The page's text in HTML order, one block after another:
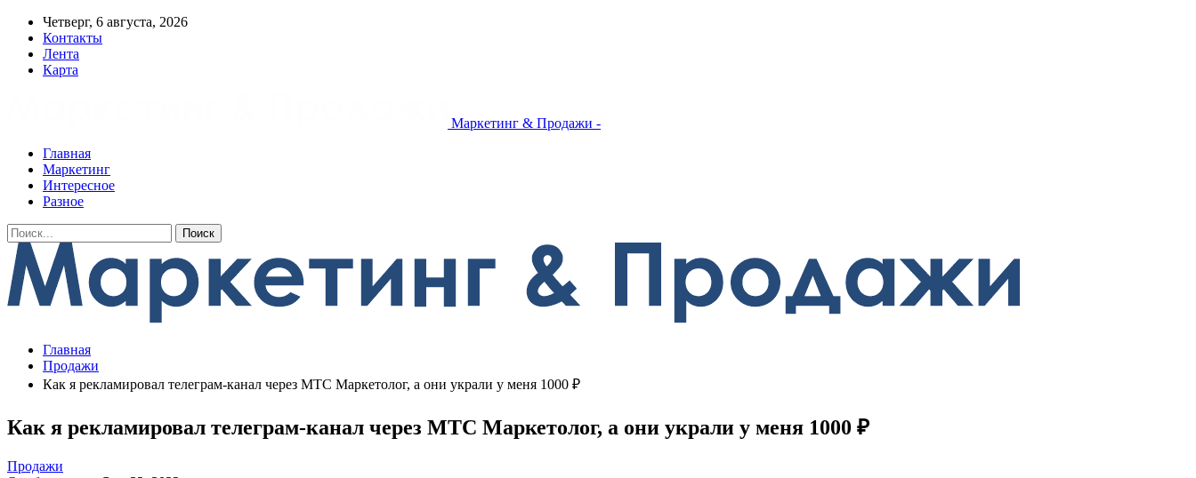
Четверг, 6 августа, 2026
Контакты
Лента
Карта
Маркетинг & Продажи -
Главная
Маркетинг
Интересное
Разное
Главная
Продажи
Как я рекламировал телеграм-канал через МТС Маркетолог, а они украли у меня 1000 ₽
Как я рекламировал телеграм-канал через МТС Маркетолог, а они украли у меня 1000 ₽
Продажи